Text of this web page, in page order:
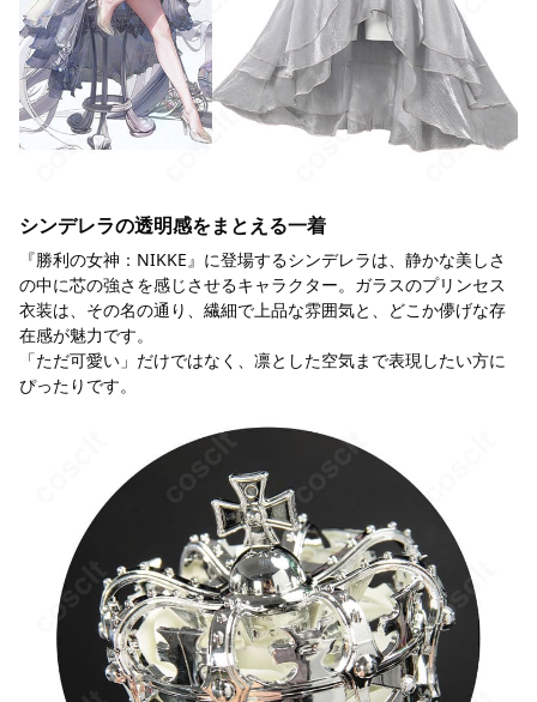
シンデレラの透明感をまとえる一着
『勝利の女神：NIKKE』に登場するシンデレラは、静かな美しさ
の中に芯の強さを感じさせるキャラクター。ガラスのプリンセス
衣装は、その名の通り、繊細で上品な雰囲気と、どこか儚げな存
在感が魅力です。
「ただ可愛い」だけではなく、凛とした空気まで表現したい方に
ぴったりです。